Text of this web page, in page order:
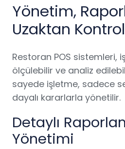
Yönetim,
Uzaktan Kontrol
Restoran POS sistemleri,
ölçülebilir ve analiz
sayede işletme, sadece
dayalı kararlarla yönetilir.
Detaylı
Yönetimi